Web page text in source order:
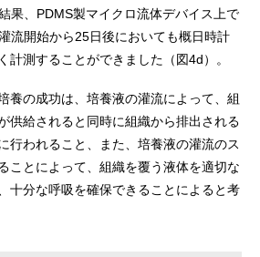
果、PDMS製マイクロ流体デバイス上で
流開始から25日後においても概日時計
計測することができました（図4d）。
養の成功は、培養液の灌流によって、組
供給されると同時に組織から排出される
行われること、また、培養液の灌流のス
ことによって、組織を覆う液体を適切な
十分な呼吸を確保できることによると考